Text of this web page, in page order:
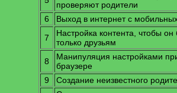
проверяют родители
6
Выход в интернет с
7
Настройка контента, чтобы
только друзьям
8
Манипуляция настройками
браузере
9
Создание неизвестного